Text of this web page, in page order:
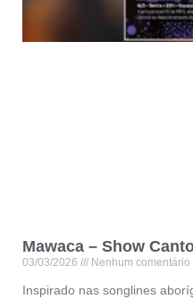
Mawaca – Show
03/03/2026 Nenhum comentário
Inspirado nas songlines